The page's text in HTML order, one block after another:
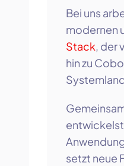
Bei uns
modernen
Stack, der
hin zu
setzt neue